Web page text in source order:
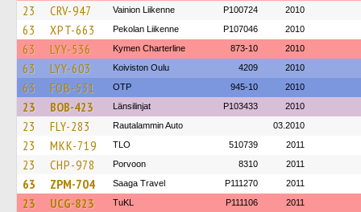
23 CRV-947 Vainion Liikenne P100724 2010
63 XPT-663 Pekolan Liikenne P107046 2010
63 LYY-536 Kymen Charterline 873-10 2010
63 LYY-603 Koiviston Oulu 4209 2010
63 FOB-531 OTP 945-10 2010
23 BOB-423 Länsilinjat P103433 2010
23 FLY-283 Rautalammin Auto 03.2010
23 MKK-719 TLO 510739 2011
23 CHP-978 Porvoon 8310 2011
63 ZPM-704 Saaga Travel P111270 2011
23 UCG-823 TuKL P111106 2011